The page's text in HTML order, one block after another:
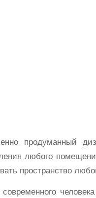
продуманный
любого
пространство